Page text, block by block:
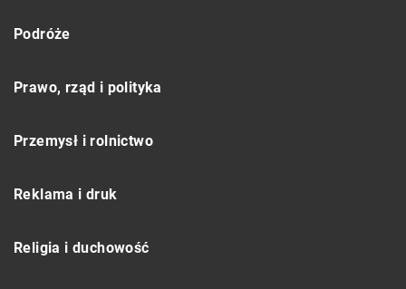
Podróże
Prawo, rząd i polityka
Przemysł i rolnictwo
Reklama i druk
Religia i duchowość